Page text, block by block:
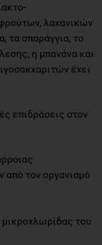
λαχανικών
τα σπαράγγια, το
η μπανάνα και
έχει
επιδράσεις στον
από τον οργανισμό
του